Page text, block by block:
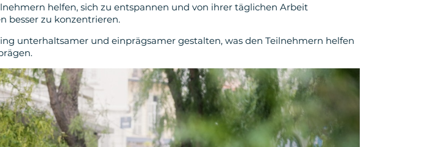
helfen, sich zu entspannen und von ihrer täglichen Arbeit
besser zu konzentrieren.
unterhaltsamer und einprägsamer gestalten, was den Teilnehmern helfen